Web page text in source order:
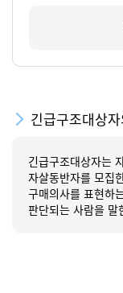
긴급구조대상
긴급구조대상자는
자살동반자를 모집
구매의사를 표현하
판단되는 사람을 말